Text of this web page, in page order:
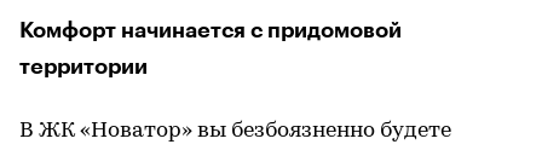
Комфорт начинается с придомовой
территории
В ЖК «Новатор» вы безбоязненно будете